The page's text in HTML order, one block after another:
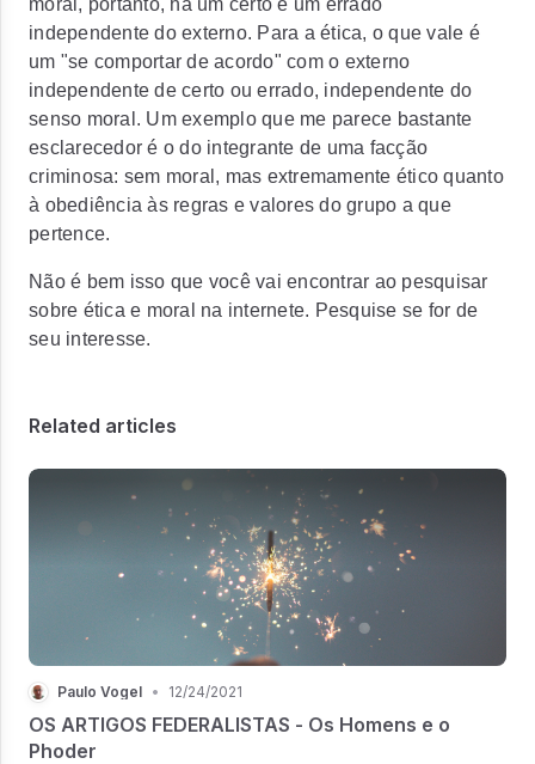
moral, portanto, há um certo e um errado
independente do externo. Para a ética, o que vale é
um "se comportar de acordo" com o externo
independente de certo ou errado, independente do
senso moral. Um exemplo que me parece bastante
esclarecedor é o do integrante de uma facção
criminosa: sem moral, mas extremamente ético quanto
à obediência às regras e valores do grupo a que
pertence.
Não é bem isso que você vai encontrar ao pesquisar
sobre ética e moral na internete. Pesquise se for de
seu interesse.
Related articles
Paulo Vogel • 12/24/2021
OS ARTIGOS FEDERALISTAS - Os Homens e o
Phoder